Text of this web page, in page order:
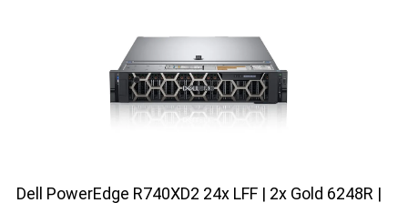
Dell PowerEdge R740XD2 24x LFF | 2x Gold 6248R |